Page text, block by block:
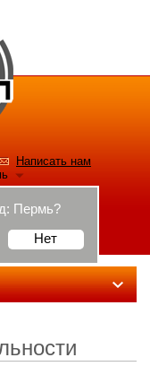
Написать нам
Пермь?
Нет